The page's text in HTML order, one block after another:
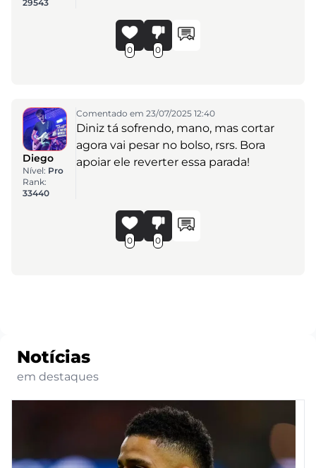
29543
0 0
Diego
Nível: Pro
Rank:
33440
Comentado em 23/07/2025 12:40
Diniz tá sofrendo, mano, mas cortar
agora vai pesar no bolso, rsrs. Bora
apoiar ele reverter essa parada!
0 0
Notícias
em destaques